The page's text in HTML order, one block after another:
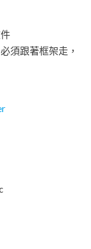
須跟著框架走，